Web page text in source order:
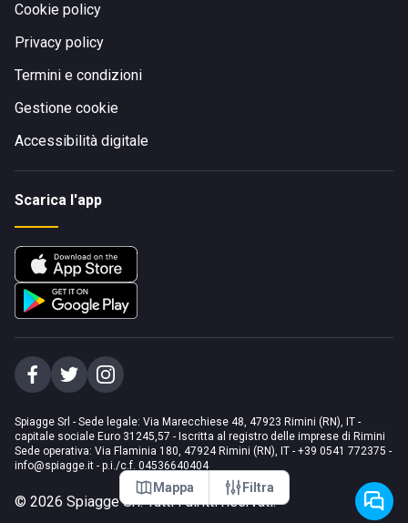
Mappa Filtra
Cookie policy
Privacy policy
Termini e condizioni
Gestione cookie
Accessibilità digitale
Scarica l'app
Spiagge Srl - Sede legale: Via Marecchiese 48, 47923 Rimini (RN), IT -
capitale sociale Euro 31245,57 - Iscritta al registro delle imprese di Rimini
Sede operativa: Via Flaminia 180, 47924 Rimini (RN), IT - +39 0541 772375 -
info@spiagge.it - p.i./c.f. 04536640404
© 2026 Spiagge Srl. Tutti i diritti riservati.